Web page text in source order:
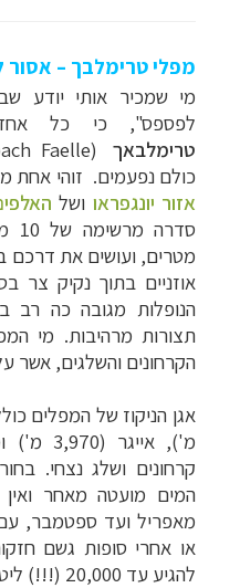
מפלי טרימלבך –
מי שמכיר אותי יודע
לפספס", כי כל
טרימלבאך
כולם נפעמים. זוהי אחת
אזור יונגפראו ושל
מטרים, ועושים את דרכם
אוזניים בתוך נקיק צר
הנופלות מגובה כה רב
תצורות מרהיבות. מי
הקרחונים והשלגים, אשר
קרחונים ושלג נצחי.
המים מועטה מאחר
מאפריל ועד ספטמבר,
או אחרי סופות גשם
להגיע עד 20,000 (!!!) ליטר לשניה.
טיולי אקטיב -
יעדים »
קרוזים